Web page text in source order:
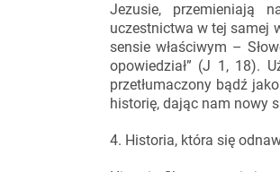
Jezusie, przemieniają
uczestnictwa w tej samej
sensie właściwym –
opowiedział” (J 1, 18).
przetłumaczony bądź
historię, dając nam nowy
4. Historia, która się